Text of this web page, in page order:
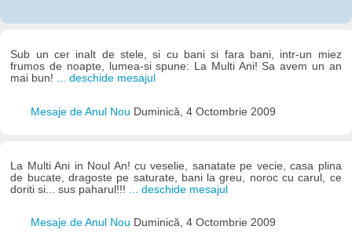
Sub un cer inalt de stele, si cu bani si fara bani, intr-un miez
frumos de noapte, lumea-si spune: La Multi Ani! Sa avem un an
mai bun! ... deschide mesajul
Mesaje de Anul Nou Duminică, 4 Octombrie 2009
La Multi Ani in Noul An! cu veselie, sanatate pe vecie, casa plina
de bucate, dragoste pe saturate, bani la greu, noroc cu carul, ce
doriti si... sus paharul!!! ... deschide mesajul
Mesaje de Anul Nou Duminică, 4 Octombrie 2009